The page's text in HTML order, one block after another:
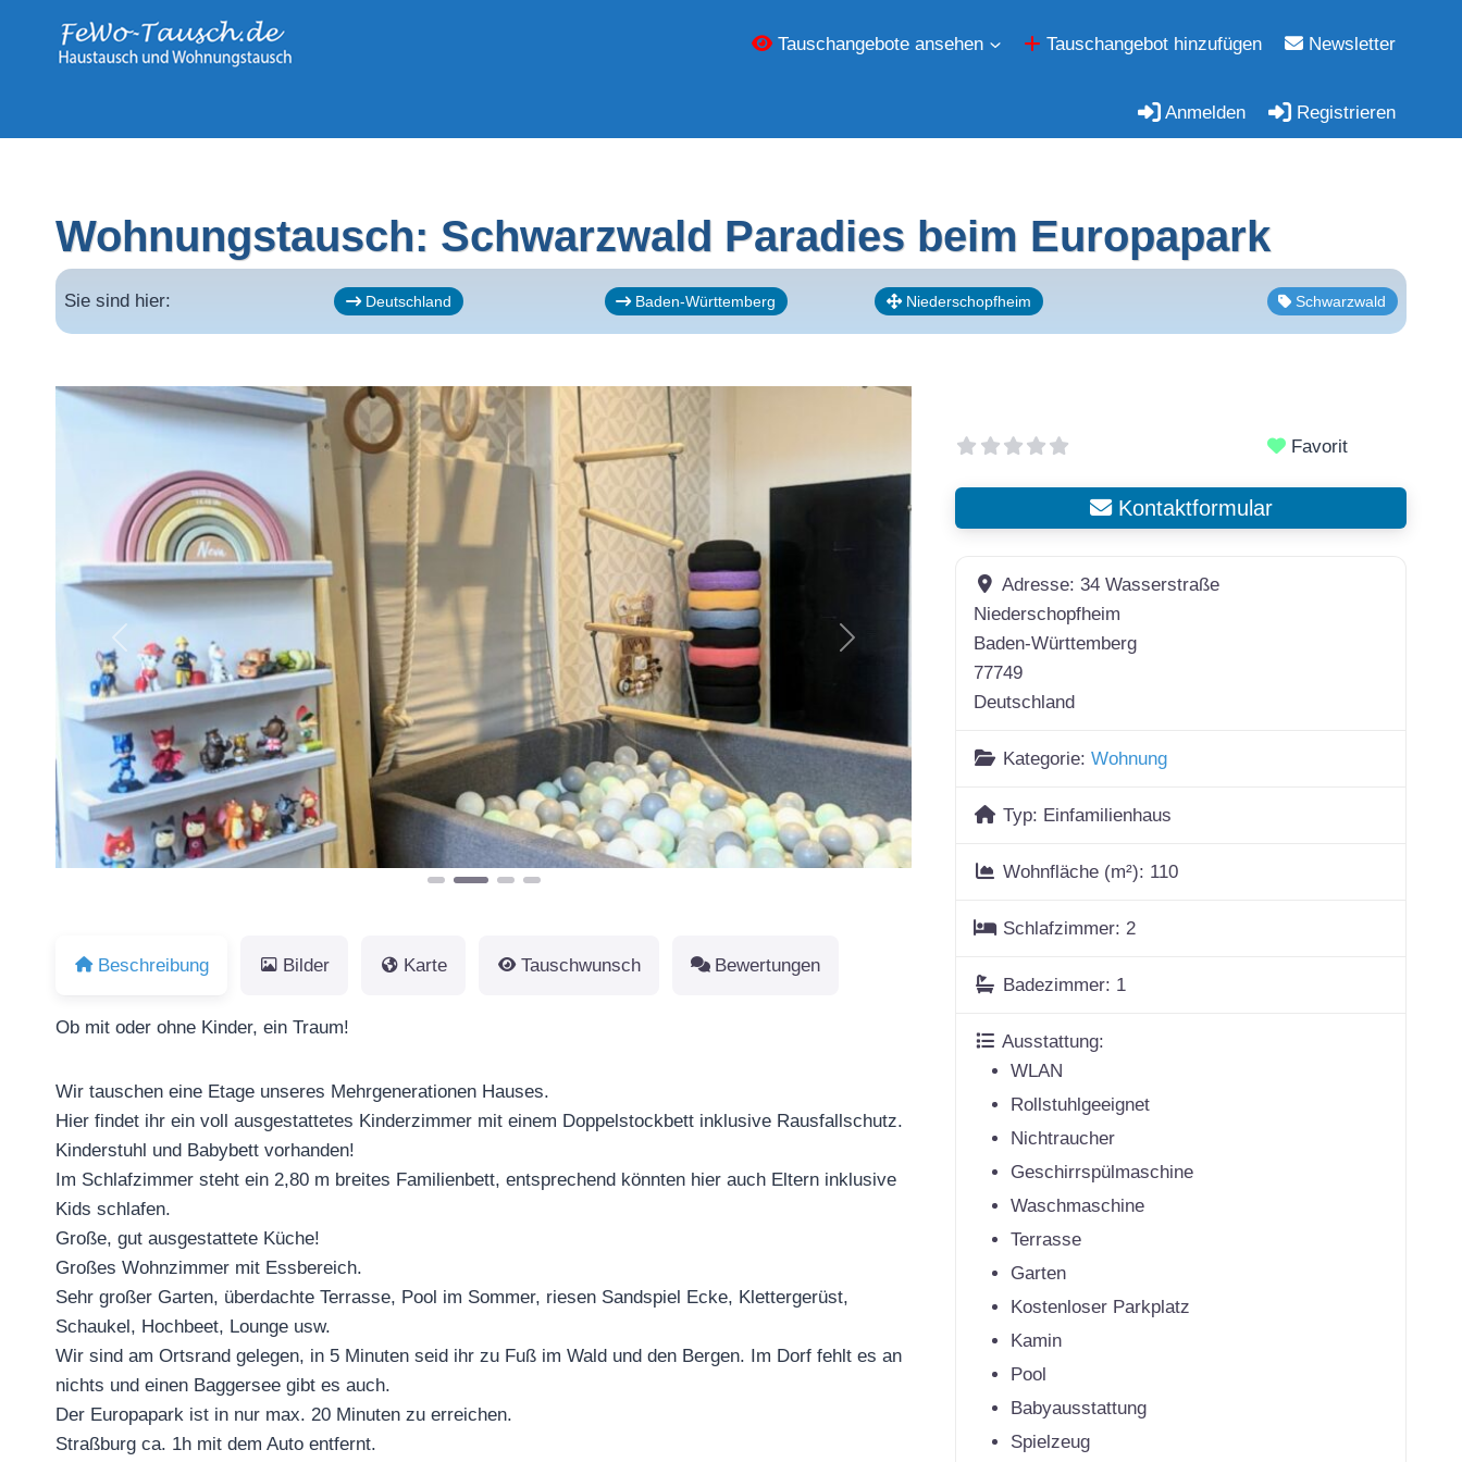
Tauschangebote ansehen Tauschangebot hinzufügen Newsletter
Anmelden Registrieren
Wohnungstausch: Schwarzwald Paradies beim Europapark
Sie sind hier: Deutschland Baden-Württemberg Niederschopfheim Schwarzwald
Vorheriges Nächstes
Beschreibung Bilder Karte Tauschwunsch Bewertungen
Ob mit oder ohne Kinder, ein Traum!
Wir tauschen eine Etage unseres Mehrgenerationen Hauses.
Hier findet ihr ein voll ausgestattetes Kinderzimmer mit einem Doppelstockbett inklusive Rausfallschutz.
Kinderstuhl und Babybett vorhanden!
Im Schlafzimmer steht ein 2,80 m breites Familienbett, entsprechend könnten hier auch Eltern inklusive
Kids schlafen.
Große, gut ausgestattete Küche!
Großes Wohnzimmer mit Essbereich.
Sehr großer Garten, überdachte Terrasse, Pool im Sommer, riesen Sandspiel Ecke, Klettergerüst,
Schaukel, Hochbeet, Lounge usw.
Wir sind am Ortsrand gelegen, in 5 Minuten seid ihr zu Fuß im Wald und den Bergen. Im Dorf fehlt es an
nichts und einen Baggersee gibt es auch.
Der Europapark ist in nur max. 20 Minuten zu erreichen.
Straßburg ca. 1h mit dem Auto entfernt.
Favorit
Kontaktformular
Adresse: 34 Wasserstraße
Niederschopfheim
Baden-Württemberg
77749
Deutschland
Kategorie: Wohnung
Typ: Einfamilienhaus
Wohnfläche (m²): 110
Schlafzimmer: 2
Badezimmer: 1
Ausstattung:
WLAN
Rollstuhlgeeignet
Nichtraucher
Geschirrspülmaschine
Waschmaschine
Terrasse
Garten
Kostenloser Parkplatz
Kamin
Pool
Babyausstattung
Spielzeug